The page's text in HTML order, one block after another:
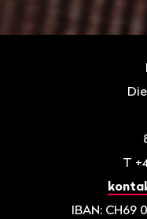
T
IBAN: CH69